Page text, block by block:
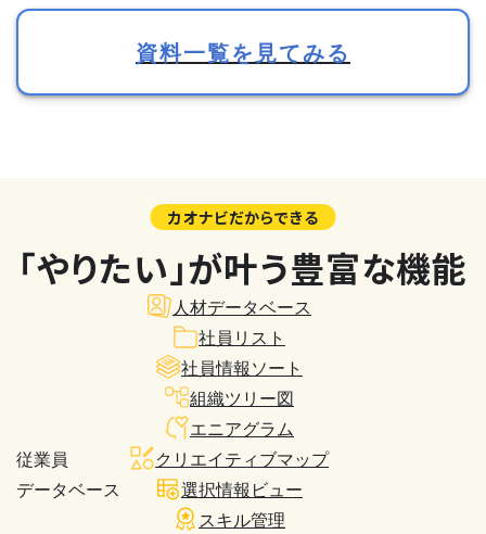
資料一覧を見てみる
カオナビだからできる
「やりたい」が叶う豊富な機能
従業員
データベース
人材データベース
社員リスト
社員情報ソート
組織ツリー図
エニアグラム
クリエイティブマップ
選択情報ビュー
スキル管理